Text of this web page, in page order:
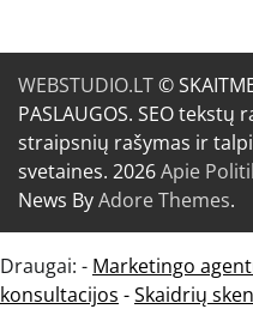
WEBSTUDIO.LT©
PASLAUGOS. SEO
straipsnių rašymas ir
svetaines. 2026Apie
News ByAdore Themes.
Draugai: - Marketingo
konsultacijos -Skaidrių